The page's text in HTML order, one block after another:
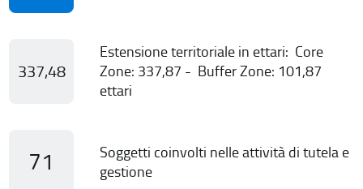
337,48
Estensione territoriale in ettari: Core
Zone: 337,87 - Buffer Zone: 101,87
ettari
71
Soggetti coinvolti nelle attività di tutela e
gestione